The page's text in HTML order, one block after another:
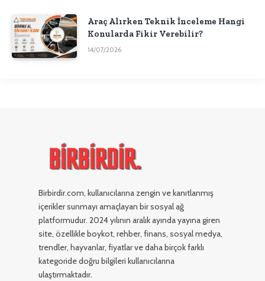
Araç Alırken Teknik İnceleme Hangi
Konularda Fikir Verebilir?
14/07/2026
Birbirdir.com, kullanıcılarına zengin ve kanıtlanmış
içerikler sunmayı amaçlayan bir sosyal ağ
platformudur. 2024 yılının aralık ayında yayına giren
site, özellikle boykot, rehber, finans, sosyal medya,
trendler, hayvanlar, fiyatlar ve daha birçok farklı
kategoride doğru bilgileri kullanıcılarına
ulaştırmaktadır.